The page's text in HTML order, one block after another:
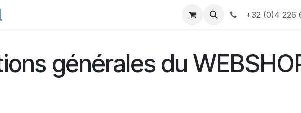
Informations +32 (0)4 226
générales du